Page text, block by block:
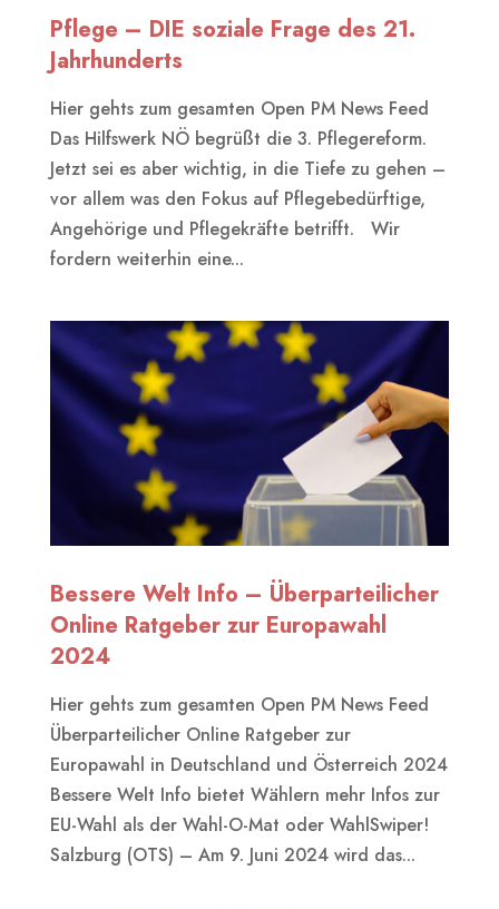
Pflege – DIE soziale Frage des 21.
Jahrhunderts
Hier gehts zum gesamten Open PM News Feed
Das Hilfswerk NÖ begrüßt die 3. Pflegereform.
Jetzt sei es aber wichtig, in die Tiefe zu gehen –
vor allem was den Fokus auf Pflegebedürftige,
Angehörige und Pflegekräfte betrifft. Wir
fordern weiterhin eine...
Bessere Welt Info – Überparteilicher
Online Ratgeber zur Europawahl
2024
Hier gehts zum gesamten Open PM News Feed
Überparteilicher Online Ratgeber zur
Europawahl in Deutschland und Österreich 2024
Bessere Welt Info bietet Wählern mehr Infos zur
EU-Wahl als der Wahl-O-Mat oder WahlSwiper!
Salzburg (OTS) – Am 9. Juni 2024 wird das...